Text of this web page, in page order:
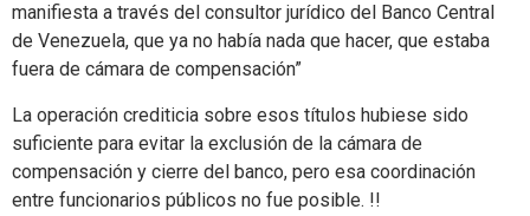
manifiesta a través del consultor jurídico del Banco Central
de Venezuela, que ya no había nada que hacer, que estaba
fuera de cámara de compensación”
La operación crediticia sobre esos títulos hubiese sido
suficiente para evitar la exclusión de la cámara de
compensación y cierre del banco, pero esa coordinación
entre funcionarios públicos no fue posible. !!